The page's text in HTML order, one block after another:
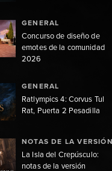
GENERAL
Concurso de diseño de
emotes de la comunidad
2026
GENERAL
Ratlympics 4: Corvus Tul
Rat, Puerta 2 Pesadilla
NOTAS DE LA VERSIÓN
La Isla del Crepúsculo:
notas de la versión